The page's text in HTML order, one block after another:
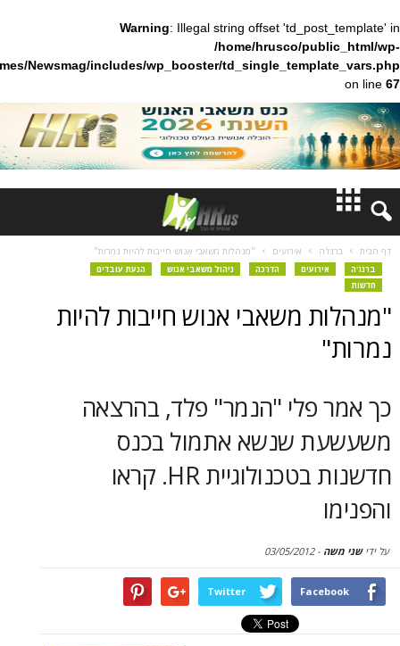
Warning: Illegal string offset
/home/hrusco/
content/themes/Newsmag/includes/wp_booster/
חדשות
אירועים "מנהלות משאבי אנוש חייבות להיות נמרות"
אירועים הדרכה ניהול משאבי אנוש הנעת עובדים
משאבי אנוש חייבות להיות
פלי "הנמר" פלד, בהרצאה
שנשא אתמול בכנס
חדשנות בטכנולוגיית HR. קראו
-
03/05/2012
Twitter